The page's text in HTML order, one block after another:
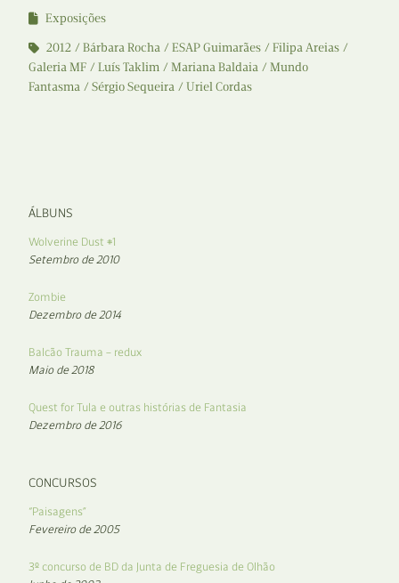
Exposições
2012
Bárbara Rocha ESAP Guimarães
Filipa Areias
Galeria MF
Luís Taklim Mariana Baldaia
Mundo
Fantasma
Sérgio Sequeira Uriel Cordas
ÁLBUNS
Wolverine Dust #1
Setembro de 2010
Zombie
Dezembro de 2014
Balcão Trauma – redux
Maio de 2018
Quest for Tula e outras histórias de Fantasia
Dezembro de 2016
CONCURSOS
“Paisagens”
Fevereiro de 2005
3º concurso de BD da Junta de Freguesia de Olhão